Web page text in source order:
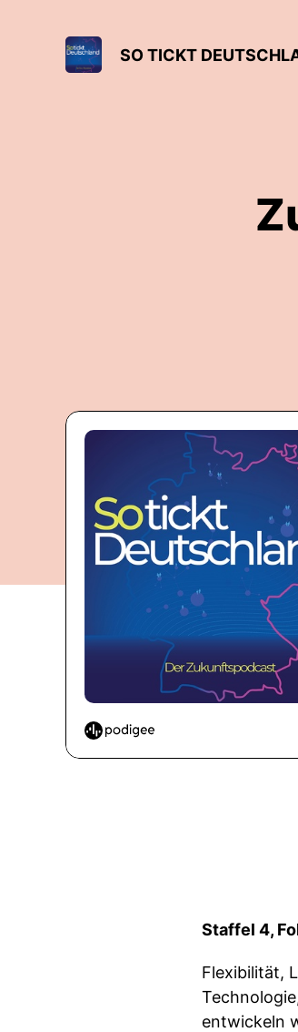
SO TICKT
Staffel 4,
Flexibilität,
entwickeln